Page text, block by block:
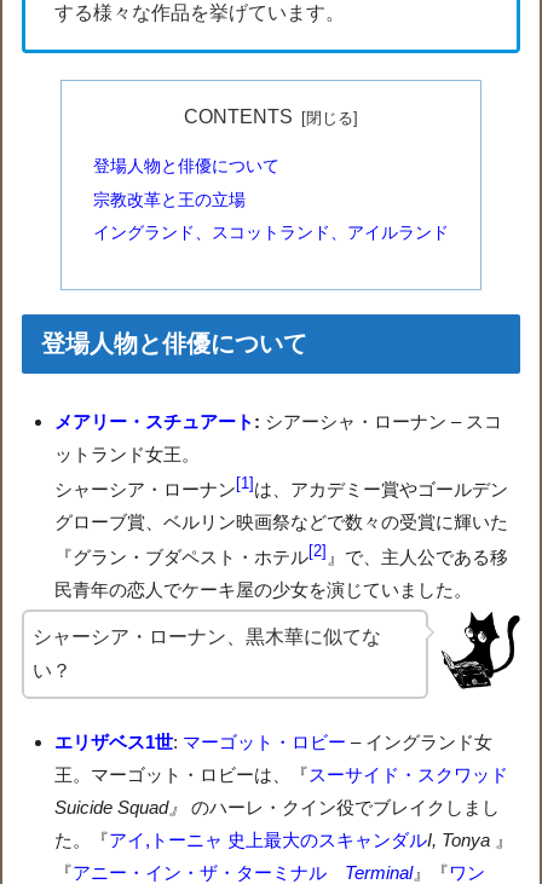
する様々な作品を挙げています。
CONTENTS
登場人物と俳優について
宗教改革と王の立場
イングランド、スコットランド、アイルランド
登場人物と俳優について
メアリー・スチュアート : シアーシャ・ローナン – スコ
ットランド女王。
シャーシア・ローナン 1 は、アカデミー賞やゴールデン
グローブ賞、ベルリン映画祭などで数々の受賞に輝いた
『グラン・ブダペスト・ホテル 2 』で、主人公である移
民青年の恋人でケーキ屋の少女を演じていました。
シャーシア・ローナン、黒木華に似てな
い？
エリザベス1世: マーゴット・ロビー – イングランド女
王。マーゴット・ロビーは、『スーサイド・スクワッド
Suicide Squad』
のハーレ・クイン役でブレイクしまし
た。『アイ,トーニャ 史上最大のスキャンダルI, Tonya 』
『アニー・イン・ザ・ターミナル Terminal』『ワン